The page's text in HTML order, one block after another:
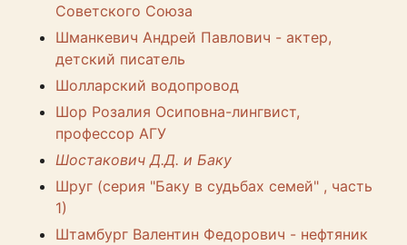
Советского Союза
Шманкевич Андрей Павлович - актер,
детский писатель
Шолларский водопровод
Шор Розалия Осиповна-лингвист,
профессор АГУ
Шостакович Д.Д. и Баку
Шруг (серия "Баку в судьбах семей" , часть
1)
Штамбург Валентин Федорович - нефтяник